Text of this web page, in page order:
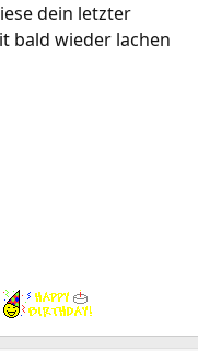
dein letzter
bald wieder lachen